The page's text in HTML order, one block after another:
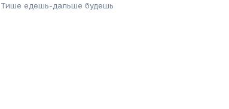
Тише едешь-дальше будешь